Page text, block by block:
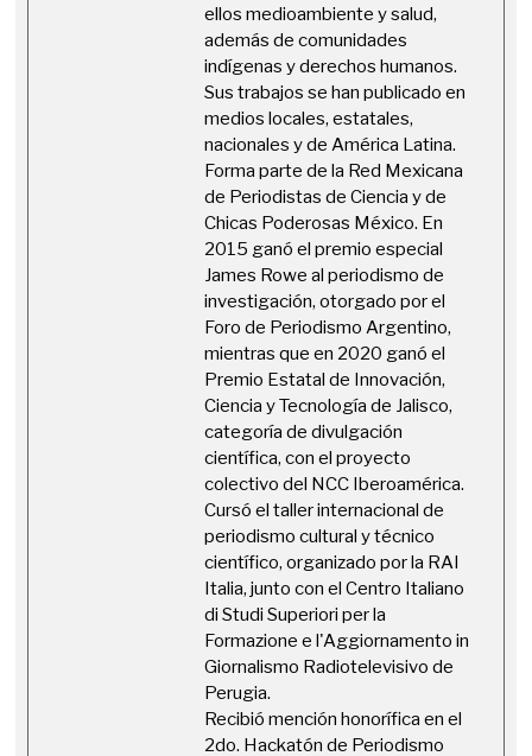
ellos medioambiente y salud,
además de comunidades
indígenas y derechos humanos.
Sus trabajos se han publicado en
medios locales, estatales,
nacionales y de América Latina.
Forma parte de la Red Mexicana
de Periodistas de Ciencia y de
Chicas Poderosas México. En
2015 ganó el premio especial
James Rowe al periodismo de
investigación, otorgado por el
Foro de Periodismo Argentino,
mientras que en 2020 ganó el
Premio Estatal de Innovación,
Ciencia y Tecnología de Jalisco,
categoría de divulgación
científica, con el proyecto
colectivo del NCC Iberoamérica.
Cursó el taller internacional de
periodismo cultural y técnico
científico, organizado por la RAI
Italia, junto con el Centro Italiano
di Studi Superiori per la
Formazione e l'Aggiornamento in
Giornalismo Radiotelevisivo de
Perugia.
Recibió mención honorífica en el
2do. Hackatón de Periodismo